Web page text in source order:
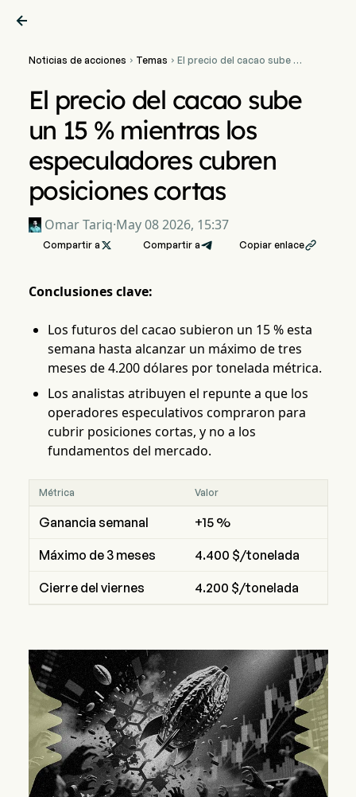

Noticias de acciones  Temas  El precio del cacao sube un
posiciones cortas
El precio del cacao sube
un 15 % mientras los
especuladores cubren
posiciones cortas
Omar Tariq·May 08 2026, 15:37
Compartir a  Compartir a Copiar enlace
Conclusiones clave:
Los futuros del cacao subieron un 15 % esta
semana hasta alcanzar un máximo de tres
meses de 4.200 dólares por tonelada métrica.
Los analistas atribuyen el repunte a que los
operadores especulativos compraron para
cubrir posiciones cortas, y no a los
fundamentos del mercado.
Métrica Valor
Ganancia semanal +15 %
Máximo de 3 meses 4.400 $/tonelada
Cierre del viernes 4.200 $/tonelada